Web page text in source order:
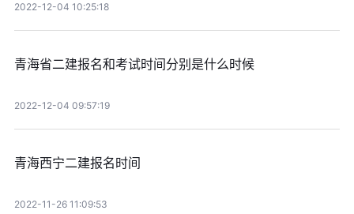
2022-12-04 10:25:18
青海省二建报名和考试时间分别是什么时候
2022-12-04 09:57:19
青海西宁二建报名时间
2022-11-26 11:09:53